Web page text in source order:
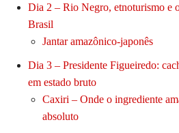
Dia 2 – Rio Negro, etnoturismo e
Brasil
Jantar amazônico-japonês
Dia 3 – Presidente Figueiredo:
em estado bruto
Caxiri – Onde o ingrediente
absoluto